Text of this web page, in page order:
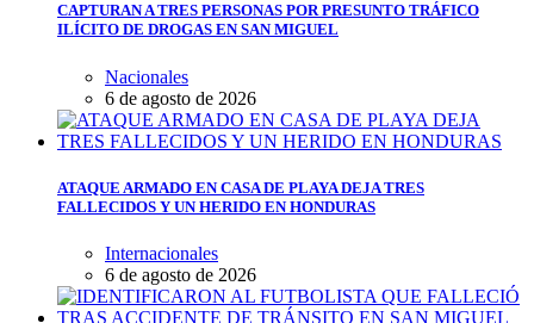
CAPTURAN A TRES PERSONAS POR PRESUNTO TRÁFICO
ILÍCITO DE DROGAS EN SAN MIGUEL
Nacionales
6 de agosto de 2026
ATAQUE ARMADO EN CASA DE PLAYA DEJA TRES
FALLECIDOS Y UN HERIDO EN HONDURAS
Internacionales
6 de agosto de 2026